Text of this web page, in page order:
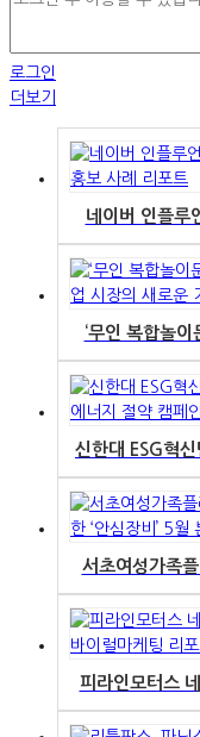
로그인
더보기
네이버 인플루
‘무인 복합놀
신한대 ESG혁
서초여성가족
피라인모터스